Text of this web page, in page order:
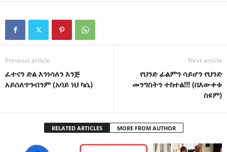
Previous article
ፈተናን ድል እንነሳለን እንጅ
አይሰለጥንብንም (አባይ ነህ ካሴ)
Next article
የህንድ ፊልምን ሳይሆን የህንድ
መንግስትን ተከተል!!! (በእውቀቱ
ስዩም)
RELATED ARTICLES MORE FROM AUTHOR